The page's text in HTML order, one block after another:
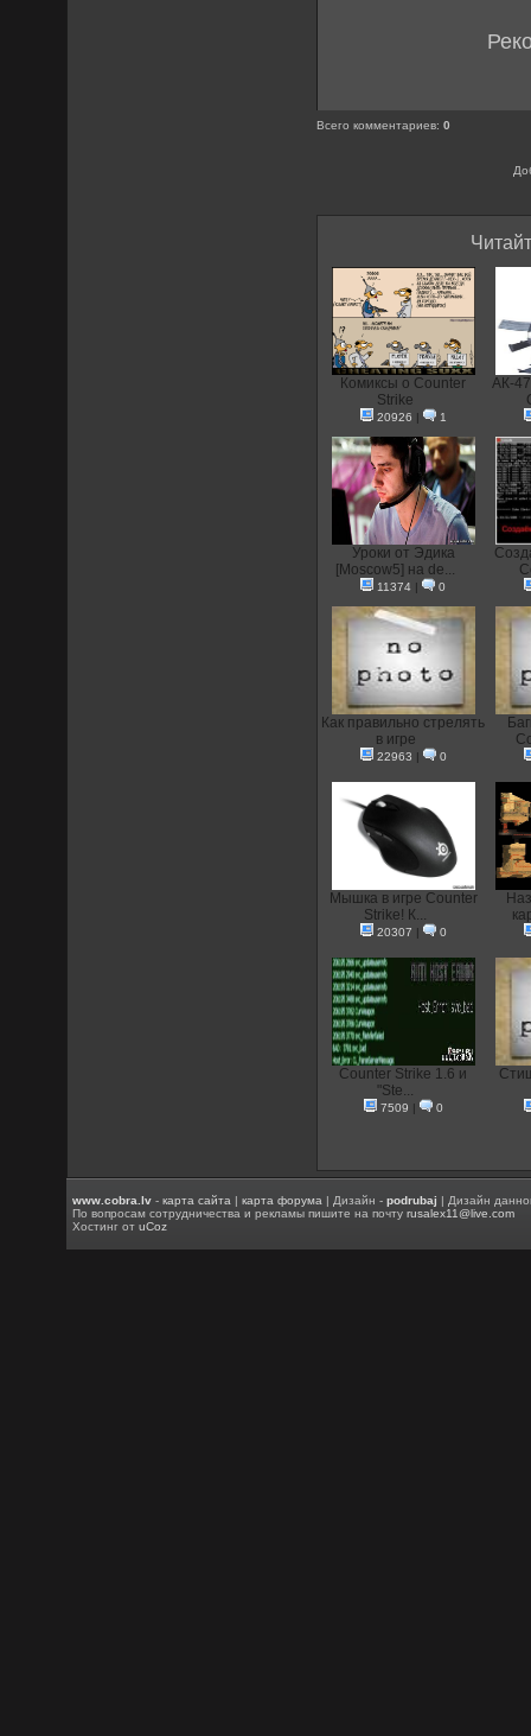
Всего комментариев:0
Комиксы о Counter
Strike
20926 | 1
АК-
Уроки от Эдика
[Moscow5] на de...
11374 | 0
Как правильно стрелять
в игре
22963 | 0
Мышка в игре Counter
Strike! К...
20307 | 0
Counter Strike 1.6 и
"Ste...
7509 | 0
www.cobra.lv -карта сайта |карта форума | Дизайн -podrubaj | Дизайн
По вопросам сотрудничества и рекламы пишите на почтуrusalex11@live.com
Хостинг отuCoz